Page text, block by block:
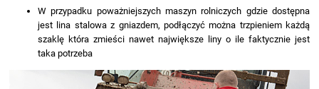
W przypadku poważniejszych maszyn rolniczych gdzie dostępna
jest lina stalowa z gniazdem, podłączyć można trzpieniem każdą
szaklę która zmieści nawet największe liny o ile faktycznie jest
taka potrzeba